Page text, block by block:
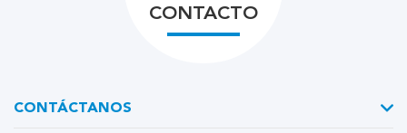
CONTACTO
CONTÁCTANOS